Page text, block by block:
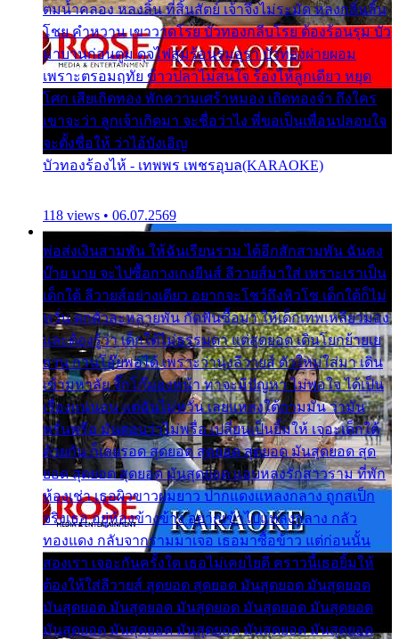
ตมน้ำคลอง หลงลิ้น ที่สิ้นสัตย์ เจ้าจึงไม่ระมัด หลงกลิ่นลิ้น
โชย คำหวาน เขาวาดโรย บัวทองกลีบโรย ต้องร้อนรุม บัว
มาบานก่อนตูม ดุจไฟสุมร้อนรุมอุรา บัวทองผ่ายผอม
เพราะตรอมฤทัย ข้าวปลาไม่สนใจ ร้องไห้ลูกเดียว หยุด
โศก เสียเถิดทอง พักความเศร้าหมอง เถิดทองจ๋า ถึงใคร
เขาจะว่า ลูกเจ้าเกิดมา จะชื่อว่าไง พี่ขอเป็นเพื่อนปลอบใจ
จะตั้งชื่อให้ ว่าไอ้บังเอิญ
บัวทองร้องไห้ - เทพพร เพชรอุบล(KARAOKE)
118 views • 06.07.2569
พ่อส่งเงินสามพัน ให้ฉันเรียนราม ได้อีกสักสามพัน ฉันคง
บ๊าย บาย จะไปซื้อกางเกงยีนส์ ลีวายส์มาใส่ เพราะเราเป็น
เด็กใต้ ลีวายส์อย่างเดียว อยากจะโชว์ถึงหิวโซ เด็กใต้ก็ไม่
หวั่น ตกตัวละหลายพัน กัดฟันซื้อมา ให้เด็กเทพเหลียวมอง
และต้องรู้ว่า เด็กใต้ไม่ธรรมดา แต่สุดยอด เดินโยกย้ายเย
ยวน กวนโอ๊ยพอได้ เพราะว่านุ่งลีวายส์ ตัวใหม่ใส่มา เดิน
เข้ามหาลัย จิ๊กโก๊มองหน้า ท่าจะมีปัญหา ไม่พอใจ ได้เป็น
เรื่องแน่นอน แต่ฉันไม่หวั่น เลยแหลงใต้ถามมัน ว่ามัน
พรั่นพรือ มันตอบว่าไม่พรื่อ เปลี่ยนเป็นยิ้มให้ เจอะเด็กใต้
ด้วยกัน ก็เลยรอด สุดยอด สุดยอด สุดยอด มันสุดยอด สุด
ยอด สุดยอด สุดยอด มันสุดยอด แอบหลงรักสาวราม ที่พัก
ห้องเช่า เธอผิวขาวผมยาว ปากแดงแหลงกลาง ถูกสเป็ก
จริงเธอ อยู่ห้องข้างข้าง อยากเข้าไปแหลงกลาง กลัว
ทองแดง กลับจากรามมาเจอ เธอมาซื้อข้าว แต่ก่อนนั้น
สองเรา เจอะกันครั้งใด เธอไม่เคยไยดี คราวนี้เธอยิ้มให้
ต้องให้ใส่ลีวายส์ สุดยอด สุดยอด มันสุดยอด มันสุดยอด
มันสุดยอด มันสุดยอด มันสุดยอด มันสุดยอด มันสุดยอด
มันสุดยอด มันสุดยอด มันสุดยอด มันสุดยอด มันสุดยอด